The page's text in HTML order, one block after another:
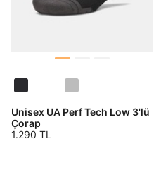
Unisex UA Perf Tech Low 3'lü
Çorap
1.290 TL